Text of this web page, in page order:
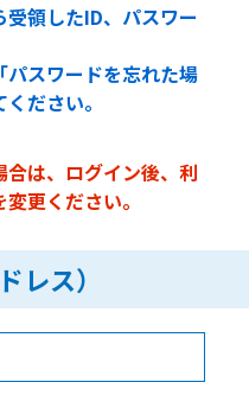
領したID、パスワー
スワードを忘れた場
ださい。
は、ログイン後、利
更ください。
レス）